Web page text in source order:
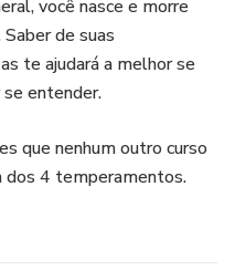
você nasce e morre
de suas
te ajudará a melhor se
entender.
que nenhum outro curso
dos 4 temperamentos.